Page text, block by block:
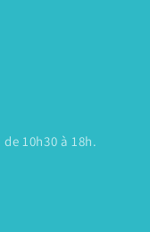
10h30 à 18h.